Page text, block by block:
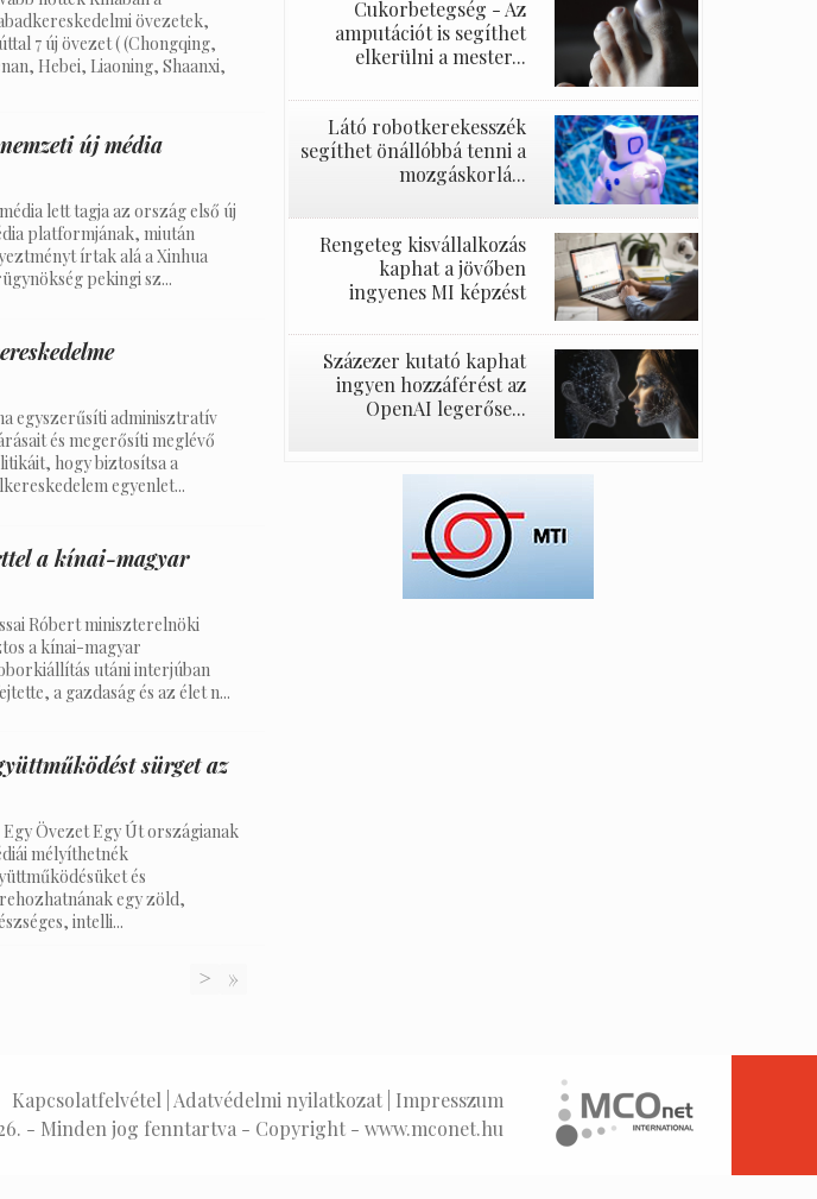
övezetek,
7 új övezet ( (Chongqing,
Hebei, Liaoning, Shaanxi,
új média
lett tagja az ország első új
platformjának, miután
írtak alá a Xinhua
pekingi sz...
egyszerűsíti adminisztratív
és megerősíti meglévő
hogy biztosítsa a
egyenlet...
a kínai-magyar
Róbert miniszterelnöki
a kínai-magyar
utáni interjúban
a gazdaság és az élet n...
sürget az
Egy Övezet Egy Út országianak
mélyíthetnék
és
egy zöld,
intelli...
> »
Cukorbetegség - Az
amputációt is segíthet
elkerülni a mester...
Látó robotkerekesszék
segíthet önállóbbá tenni a
mozgáskorlá...
Rengeteg kisvállalkozás
kaphat a jövőben
ingyenes MI képzést
Százezer kutató kaphat
ingyen hozzáférést az
OpenAI legerőse...
Kapcsolatfelvétel Adatvédelmi nyilatkozat Impresszum
- Minden jog fenntartva - Copyright - www.mconet.hu